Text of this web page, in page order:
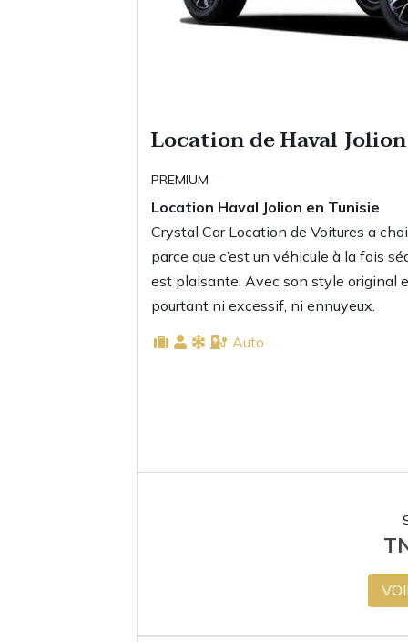
Location de Haval
PREMIUM
Location Haval Jolion en Tunisie
Crystal Car Location de Voitures a
parce que c’est un véhicule à la fois
est plaisante. Avec son style original
pourtant ni excessif, ni ennuyeux.
Auto